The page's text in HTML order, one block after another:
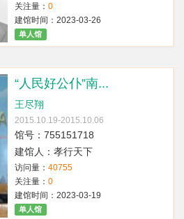
关注量： 0
建馆时间：2023-03-26
单人馆
“人民好公仆”南...
王尽翔
2015.10.19-2015.10.06
馆号：755151718
建馆人：孝行天下
访问量： 40755
关注量： 0
建馆时间：2023-03-19
单人馆